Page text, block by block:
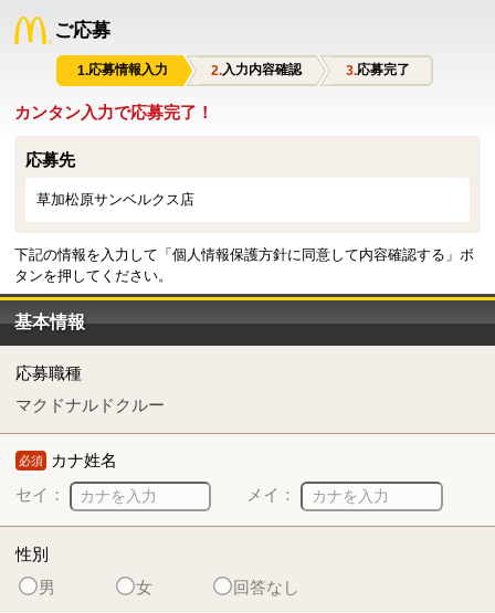
ご応募
応募情報入力 入力内容確認 応募完了
カンタン入力で応募完了！
応募先
草加松原サンベルクス店
下記の情報を入力して「個人情報保護方針に同意して内容確認する」ボ
タンを押してください。
基本情報
応募職種
マクドナルドクルー
必須 カナ姓名
セイ：
メイ：
性別
男
女 回答なし